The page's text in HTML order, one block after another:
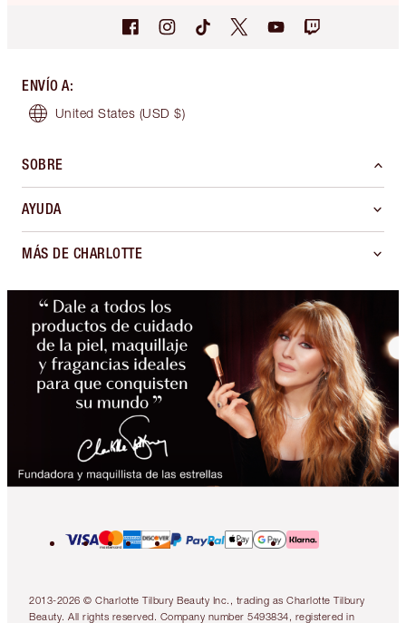
ENVÍO A:
United States (USD $)
SOBRE
AYUDA
MÁS DE CHARLOTTE
2013-2026 © Charlotte Tilbury Beauty Inc., trading as Charlotte Tilbury
Beauty. All rights reserved. Company number 5493834, registered in